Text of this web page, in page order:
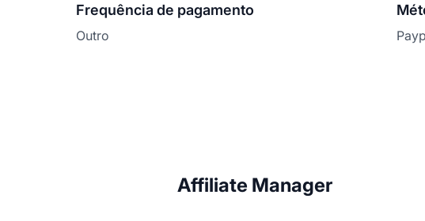
Frequência de pagamento
Outro
Affiliate Manager